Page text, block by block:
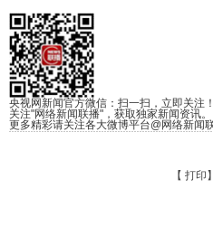
央视网新闻官方微信：扫一扫，立即关注！
关注"网络新闻联播"，获取独家新闻资讯。
更多精彩请关注各大微博平台@网络新闻
【 打印